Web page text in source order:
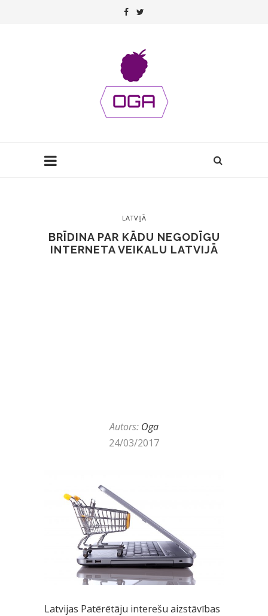
LATVIJĀ
BRĪDINA PAR KĀDU NEGODĪGU
INTERNETA VEIKALU LATVIJĀ
Autors: Oga
24/03/2017
Latvijas Patērētāju interešu aizstāvības